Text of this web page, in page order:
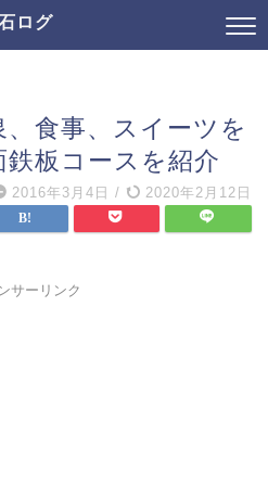
ログ
食事、スイーツを
板コースを紹介
2016年3月4日 / 2020年2月12日
サーリンク